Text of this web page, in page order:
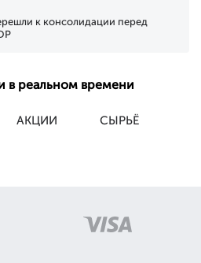
к консолидации перед
в реальном времени
АКЦИИ СЫРЬЁ